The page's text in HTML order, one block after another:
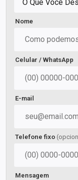
O Que Você
Nome
Celular / WhatsApp
E-mail
Telefone fixo
Mensagem